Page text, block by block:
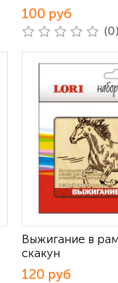
100 руб
Выжигание в
скакун
120 руб